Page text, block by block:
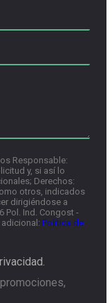
Responsable:
y, si así lo
Derechos:
otros, indicados
dirigiéndose a
Pol. Ind. Congost -
Política de